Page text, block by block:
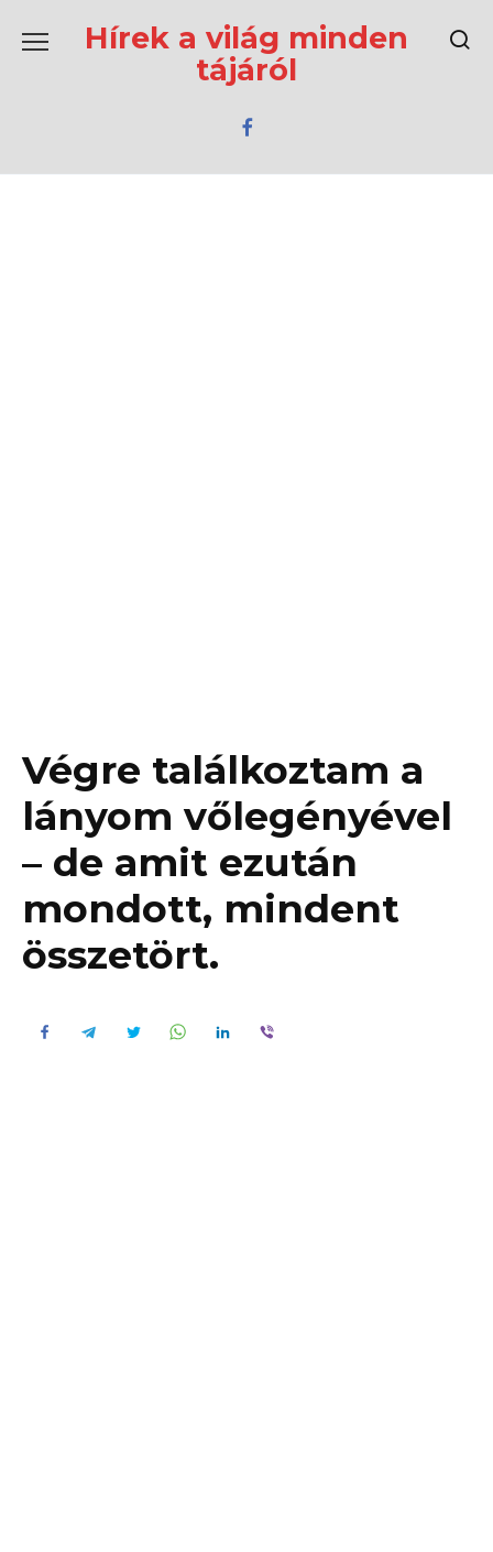
содержаниюHírek a világ minden
tájáról
Végre találkoztam a
lányom vőlegényével
– de amit ezután
mondott, mindent
összetört.